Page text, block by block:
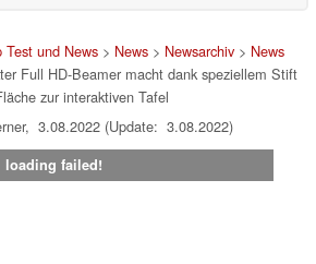
Test und News> News> Newsarchiv> News
Full HD-Beamer macht dank speziellem Stift
zur interaktiven Tafel
3.08.2022 (Update: 3.08.2022)
loading failed!